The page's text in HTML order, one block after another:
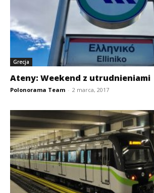
Grecja
Ateny: Weekend z utrudnieniami
Polonorama Team - 2 marca, 2017